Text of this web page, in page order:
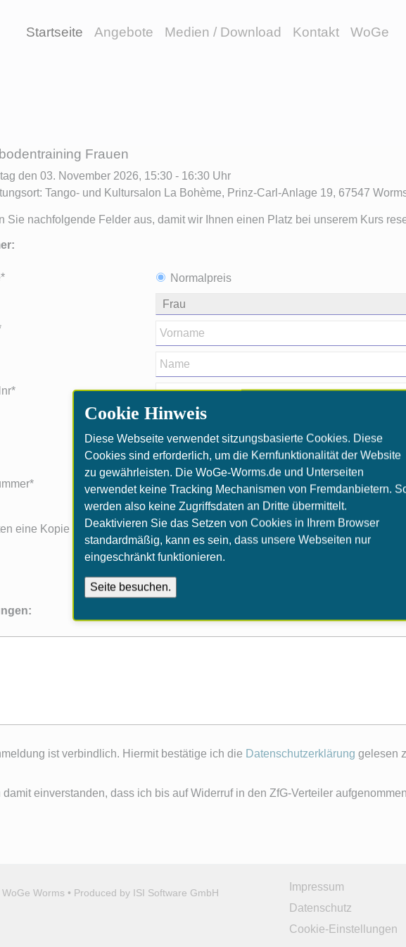
Cookie Hinweis
Diese Webseite verwendet sitzungsbasierte Cookies. Diese
Cookies sind erforderlich, um die Kernfunktionalität der Website
zu gewährleisten. Die WoGe-Worms.de und Unterseiten
verwendet keine Tracking Mechanismen von Fremdanbietern.
werden also keine Zugriffsdaten an Dritte übermittelt.
Deaktivieren Sie das Setzen von Cookies in Ihrem Browser
standardmäßig, kann es sein, dass unsere Webseiten nur
eingeschränkt funktionieren.
Startseite Angebote Medien / Download Kontakt WoGe
Frauen
den 03. November 2026, 15:30 - 16:30 Uhr
Tango- und Kultursalon La Bohème, Prinz-Carl-Anlage 19, 67547
Sie nachfolgende Felder aus, damit wir Ihnen einen Platz bei unserem Kurs
Normalpreis
eine Kopie Ihrer Anmeldung per Mail.
ist verbindlich. Hiermit bestätige ich die Datenschutzerklärung gelesen
damit einverstanden, dass ich bis auf Widerruf in den ZfG-Verteiler
Worms • Produced by ISI Software GmbH
Impressum
Datenschutz
Cookie-Einstellungen